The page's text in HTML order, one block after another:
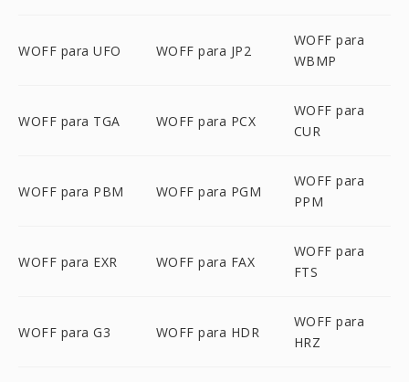
WOFF para UFO WOFF para JP2
WOFF para
WBMP
WOFF para TGA WOFF para PCX
WOFF para
CUR
WOFF para PBM WOFF para PGM
WOFF para
PPM
WOFF para EXR WOFF para FAX
WOFF para
FTS
WOFF para G3 WOFF para HDR
WOFF para
HRZ